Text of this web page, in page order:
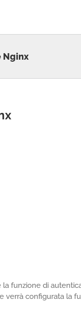
Nginx
funzione di
verrà configurata la